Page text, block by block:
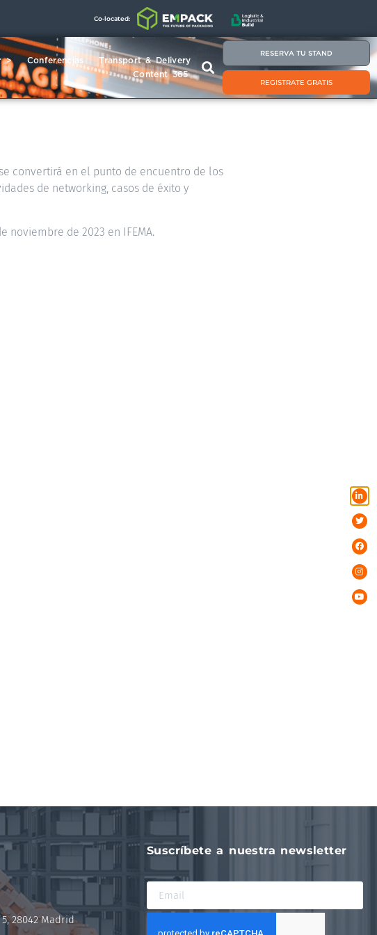
Co-located:
> Conferencias
Transport & Delivery
Content 365
RESERVA TU STAND
REGISTRATE GRATIS
convertirá en el punto de encuentro de los
de networking, casos de éxito y
de 2023 en IFEMA.
28042 Madrid
Suscríbete a nuestra newsletter